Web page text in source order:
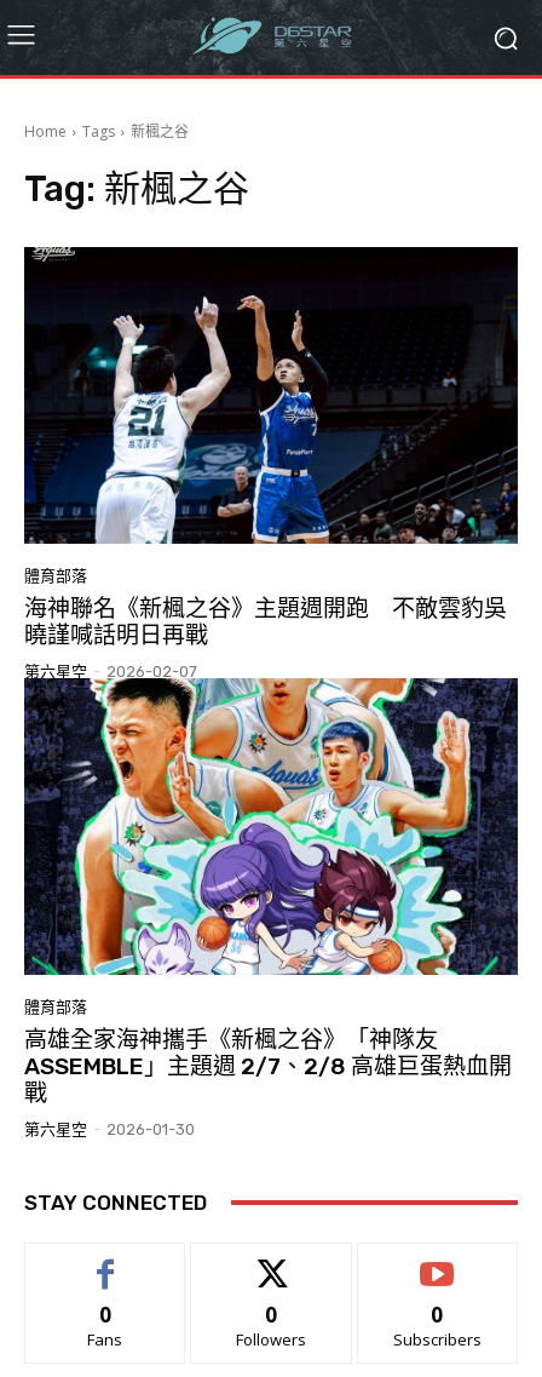
Home Tags 新楓之谷
Tag: 新楓之谷
體育部落
海神聯名《新楓之谷》主題週開跑 不敵雲豹吳
曉謹喊話明日再戰
第六星空 - 2026-02-07
體育部落
高雄全家海神攜手《新楓之谷》「神隊友
ASSEMBLE」主題週 2/7、2/8 高雄巨蛋熱血開
戰
第六星空 - 2026-01-30
STAY CONNECTED
0
Fans
0
Followers
0
Subscribers